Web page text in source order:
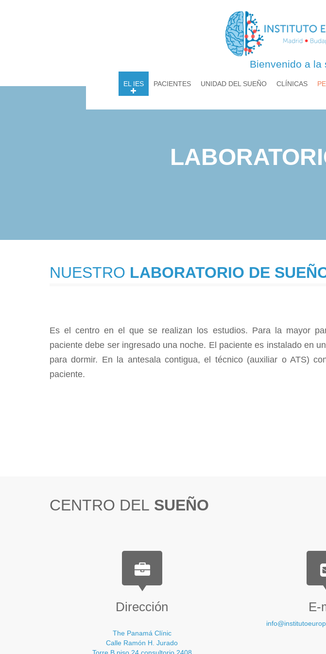
Bienvenido a la
EL IES PACIENTES UNIDAD DEL SUEÑO CLÍNICAS
NUESTRO LABORATORIO DE
Es el centro en el que se realizan los estudios. Para la mayor
paciente debe ser ingresado una noche. El paciente es instalado en
para dormir. En la antesala contigua, el técnico (auxiliar o ATS)
paciente.
CENTRO DEL SUEÑO
Dirección
The Panamá Clínic
Calle Ramón H. Jurado
E-